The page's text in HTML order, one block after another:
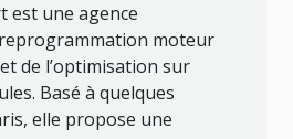
est une agence
moteur
de l’optimisation sur
Basé à quelques
elle propose une